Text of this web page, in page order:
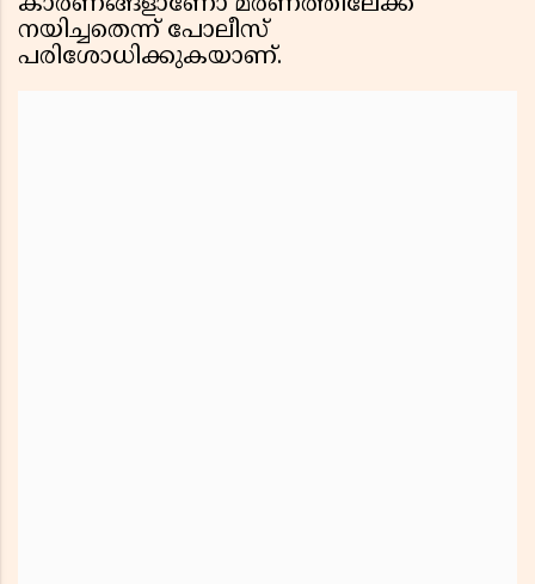
നയിച്ചതെന്ന് പോലീസ്
പരിശോധിക്കുകയാണ്.